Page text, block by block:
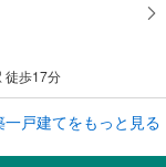
徒歩17分
一戸建てをもっと見る